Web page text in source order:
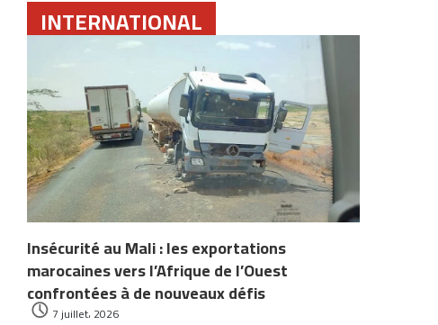
INTERNATIONAL
Insécurité au Mali : les exportations
marocaines vers l’Afrique de l’Ouest
confrontées à de nouveaux défis
7 juillet، 2026